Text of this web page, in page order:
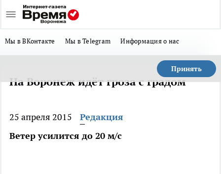
Мы в ВКонтакте Мы в Telegram Информация о нас
Принять
На Воронеж идёт гроза с градом
25 апреля 2015
Редакция
Ветер усилится до 20 м/с